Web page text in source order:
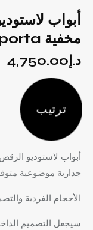
أبواب
مخفية Importa
د.إ 4,750.00
ترتيب
جدارية موضوعية
الأحجام الفردية
سيجعل التصميم